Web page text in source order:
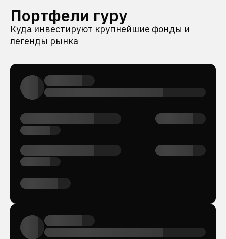
Портфели гуру
Куда инвестируют крупнейшие фонды и
легенды рынка